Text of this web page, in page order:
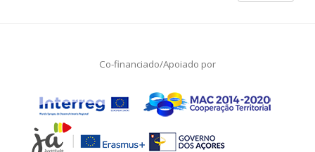
Co-financiado/Apoiado por